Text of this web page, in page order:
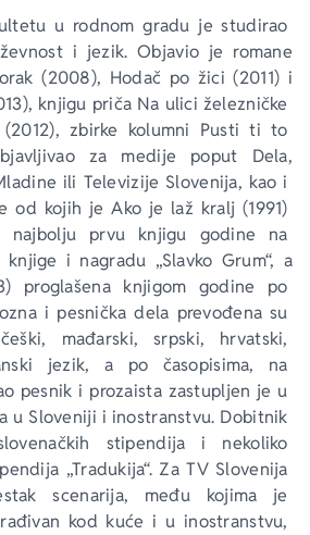
u rodnom gradu je studirao
i jezik. Objavio je romane
(2008), Hodač po žici (2011) i
knjigu priča Na ulici železničke
(2012), zbirke kolumni Pusti ti to
za medije poput Dela,
ili Televizije Slovenija, kao i
od kojih je Ako je laž kralj (1991)
najbolju prvu knjigu godine na
knjige i nagradu „Slavko Grum“, a
proglašena knjigom godine po
i pesnička dela prevođena su
mađarski, srpski, hrvatski,
jezik, a po časopisima, na
pesnik i prozaista zastupljen je u
u Sloveniji i inostranstvu. Dobitnik
stipendija i nekoliko
„Tradukija“. Za TV Slovenija
scenarija, među kojima je
kod kuće i u inostranstvu,